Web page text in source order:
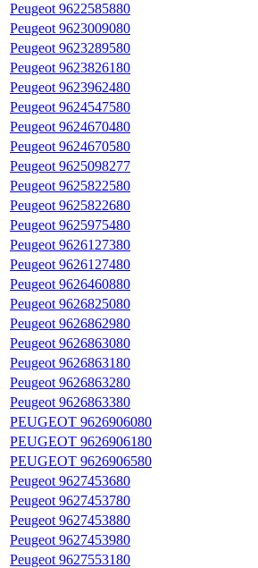
Peugeot 9622585880
Peugeot 9623009080
Peugeot 9623289580
Peugeot 9623826180
Peugeot 9623962480
Peugeot 9624547580
Peugeot 9624670480
Peugeot 9624670580
Peugeot 9625098277
Peugeot 9625822580
Peugeot 9625822680
Peugeot 9625975480
Peugeot 9626127380
Peugeot 9626127480
Peugeot 9626460880
Peugeot 9626825080
Peugeot 9626862980
Peugeot 9626863080
Peugeot 9626863180
Peugeot 9626863280
Peugeot 9626863380
PEUGEOT 9626906080
PEUGEOT 9626906180
PEUGEOT 9626906580
Peugeot 9627453680
Peugeot 9627453780
Peugeot 9627453880
Peugeot 9627453980
Peugeot 9627553180